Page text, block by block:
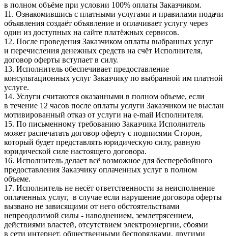
в полном объёме при условии 100% оплаты Заказчиком.
11. Ознакомившись с платными услугами и правилами подачи
объявления создаёт объявление и оплачивает услугу через
один из доступных на сайте платёжных сервисов.
12. После проведения Заказчиком оплаты выбранных услуг
и перечисления денежных средств на счёт Исполнителя,
договор оферты вступает в силу.
13. Исполнитель обеспечивает предоставление
консультационных услуг Заказчику по выбранной им платной
услуге.
14. Услуги считаются оказанными в полном объеме, если
в течение 12 часов после оплаты услуги Заказчиком не выслан
мотивированный отказ от услуги на e-mail Исполнителя.
15. По письменному требованию Заказчика Исполнитель
может распечатать договор оферту с подписями Сторон,
который будет представлять юридическую силу, равную
юридической силе настоящего договора.
16. Исполнитель делает всё возможное для бесперебойного
предоставления Заказчику оплаченных услуг в полном
объеме.
17. Исполнитель не несёт ответственности за неисполнение
оплаченных услуг, в случае если нарушение договора оферты
вызвано не зависящими от него обстоятельствами
непреодолимой силы - наводнением, землетрясением,
действиями властей, отсутствием электроэнергии, сбоями
в сети интернет, общественными беспорядками, другими